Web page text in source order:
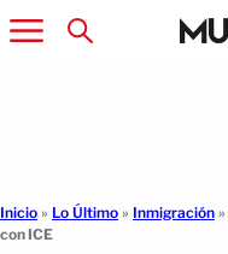
Inicio » Lo Último » Inmigración »
con ICE